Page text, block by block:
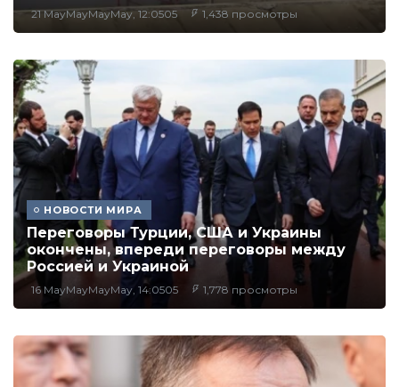
21 MayMayMayMay, 12:0505 1,438 просмотры
НОВОСТИ МИРА
Переговоры Турции, США и Украины
окончены, впереди переговоры между
Россией и Украиной
16 MayMayMayMay, 14:0505 1,778 просмотры